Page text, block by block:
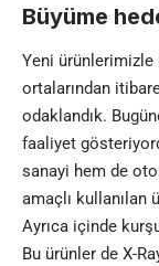
Büyüme
Yeni ürünlerimizle
ortalarından
odaklandık.
faaliyet
sanayi hem de
amaçlı kullanılan
Ayrıca içinde
Bu ürünler de X-